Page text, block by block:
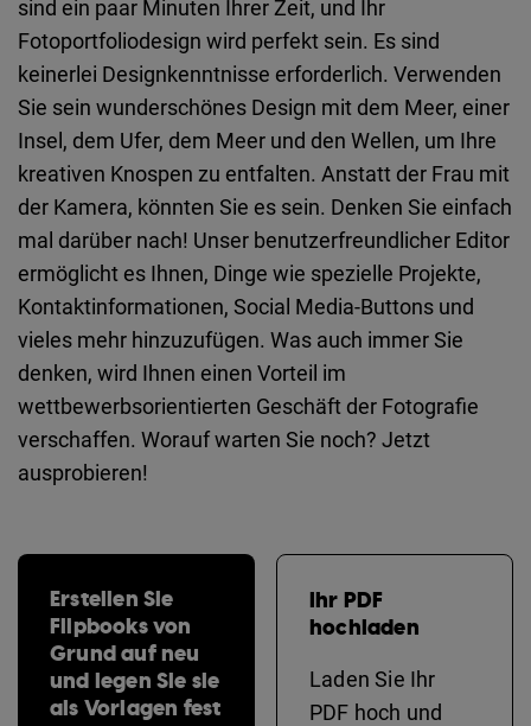
sind ein paar Minuten Ihrer Zeit, und Ihr
Fotoportfoliodesign wird perfekt sein. Es sind
keinerlei Designkenntnisse erforderlich. Verwenden
Sie sein wunderschönes Design mit dem Meer, einer
Insel, dem Ufer, dem Meer und den Wellen, um Ihre
kreativen Knospen zu entfalten. Anstatt der Frau mit
der Kamera, könnten Sie es sein. Denken Sie einfach
mal darüber nach! Unser benutzerfreundlicher Editor
ermöglicht es Ihnen, Dinge wie spezielle Projekte,
Kontaktinformationen, Social Media-Buttons und
vieles mehr hinzuzufügen. Was auch immer Sie
denken, wird Ihnen einen Vorteil im
wettbewerbsorientierten Geschäft der Fotografie
verschaffen. Worauf warten Sie noch? Jetzt
ausprobieren!
Erstellen Sie
Flipbooks von
Grund auf neu
und legen Sie sie
als Vorlagen fest
Ihr PDF
hochladen
Laden Sie Ihr
PDF hoch und